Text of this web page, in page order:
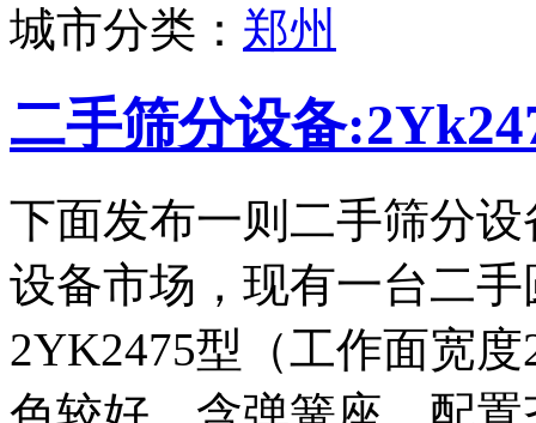
城市分类： 郑州
二手筛分设备
下面发布一则二手筛分
设备市场，现有一台二
2YK2475型（工作面宽